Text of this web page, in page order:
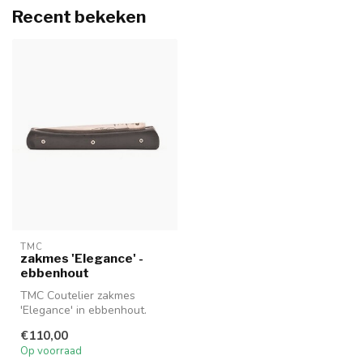
Recent bekeken
TMC
zakmes 'Elegance' -
ebbenhout
TMC Coutelier zakmes
'Elegance' in ebbenhout.
€110,00
Op voorraad